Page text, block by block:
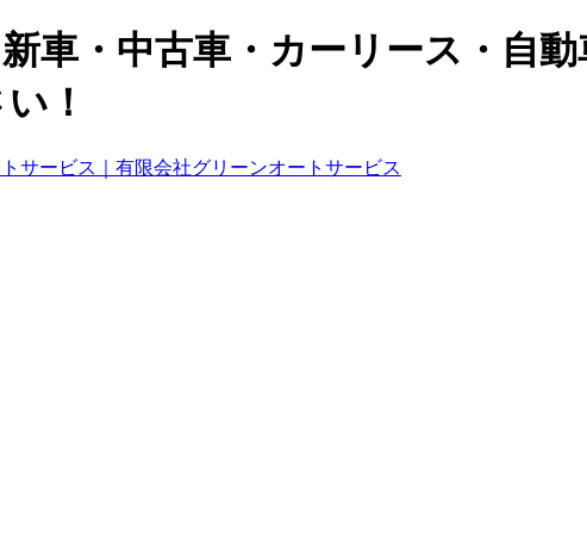
車・中古車・カーリース・自
！